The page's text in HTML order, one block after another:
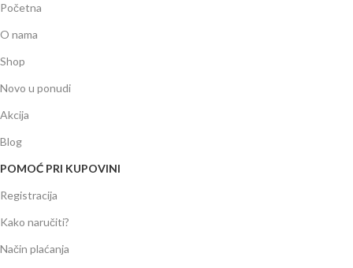
Početna
O nama
Shop
Novo u ponudi
Akcija
Blog
POMOĆ PRI KUPOVINI
Registracija
Kako naručiti?
Način plaćanja